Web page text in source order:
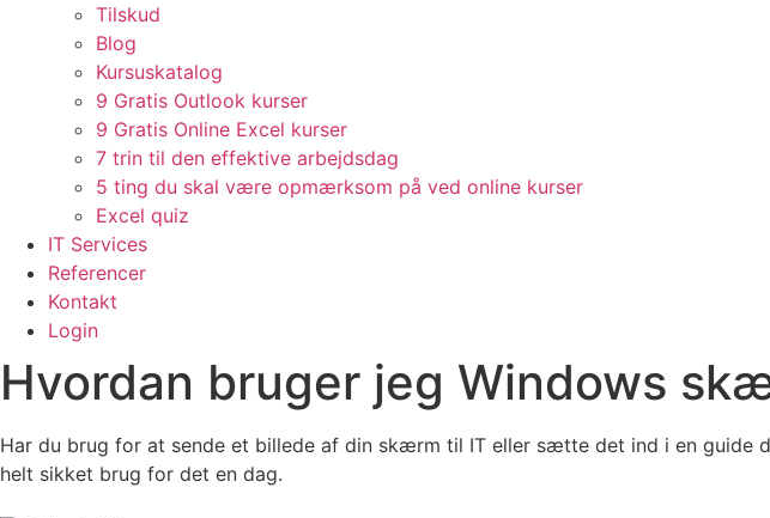
Tilskud
Blog
Kursuskatalog
9 Gratis Outlook kurser
9 Gratis Online Excel kurser
7 trin til den effektive arbejdsdag
5 ting du skal være opmærksom på ved online kurser
Excel quiz
IT Services
Referencer
Kontakt
Login
Hvordan bruger jeg Windows
Har du brug for at sende et billede af din skærm til IT eller sætte det ind i en
helt sikket brug for det en dag.